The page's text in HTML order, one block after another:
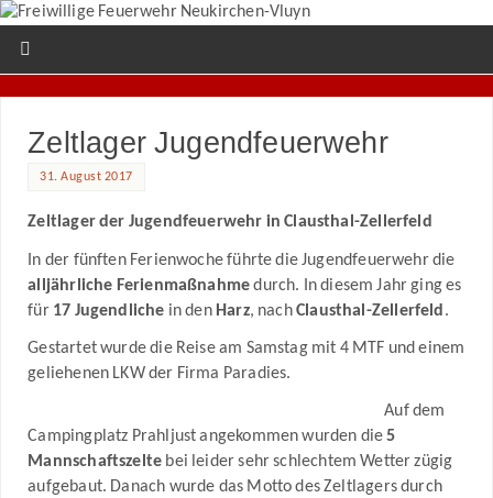
Zeltlager Jugendfeuerwehr
31. August 2017
Zeltlager der Jugendfeuerwehr in Clausthal-Zellerfeld
In der fünften Ferienwoche führte die Jugendfeuerwehr die
alljährliche Ferienmaßnahmedurch. In diesem Jahr ging es
für 17 Jugendliche in den Harz, nachClausthal-Zellerfeld .
Gestartet wurde die Reise am Samstag mit 4 MTF und einem
geliehenen LKW der Firma Paradies.
Auf dem
Campingplatz Prahljust angekommen wurden die5
Mannschaftszelte bei leider sehr schlechtem Wetter zügig
aufgebaut. Danach wurde das Motto des Zeltlagers durch